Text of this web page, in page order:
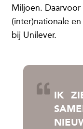
Miljoen. Daarvoor
(inter)nationale
bij Unilever.
IK